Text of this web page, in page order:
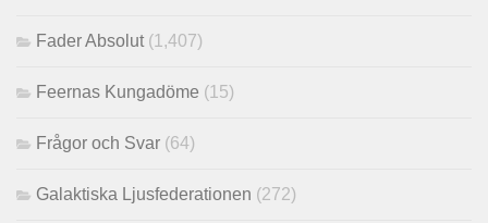
Fader Absolut (1,407)
Feernas Kungadöme (15)
Frågor och Svar (64)
Galaktiska Ljusfederationen (272)